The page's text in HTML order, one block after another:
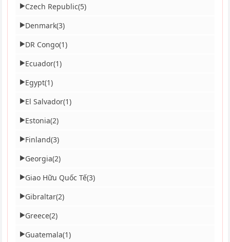
▶Czech Republic(5)
▶Denmark(3)
▶DR Congo(1)
▶Ecuador(1)
▶Egypt(1)
▶El Salvador(1)
▶Estonia(2)
▶Finland(3)
▶Georgia(2)
▶Giao Hữu Quốc Tế(3)
▶Gibraltar(2)
▶Greece(2)
▶Guatemala(1)